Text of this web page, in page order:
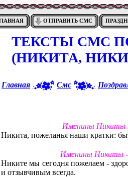
ОТПРАВИТЬ СМС
ТЕКСТЫ СМС
(НИКИТА,
Главная Смс
Именины Никиты
Никита, пожеланья наши кратки:
Именины Никиты -
Никите мы сегодня пожелаем -
и отзывчивым всегда.